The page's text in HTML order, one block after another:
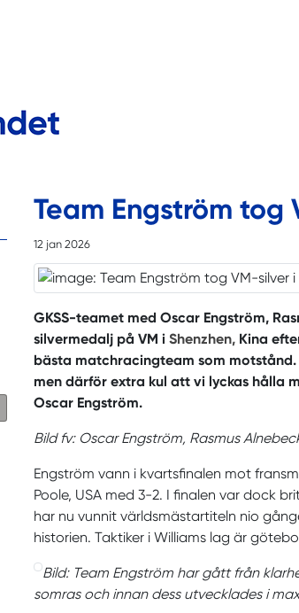
Team Engström
12 jan 2026
GKSS-teamet med Oscar Engström,
silvermedalj på VM i Shenzhen, Kina
bästa matchracingteam som
men därför extra kul att vi lyckas hålla
Oscar Engström.
Bild fv: Oscar Engström, Rasmus
Engström vann i kvartsfinalen mot
Poole, USA med 3-2. I finalen var dock
har nu vunnit världsmästartiteln nio
historien. Taktiker i Williams lag är
Bild: Team Engström har gått från
somras och innan dess utvecklades i